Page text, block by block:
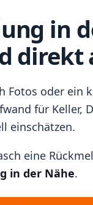
in
direkt
Fotos oder ein
für Keller,
einschätzen.
eine
in der Nähe.